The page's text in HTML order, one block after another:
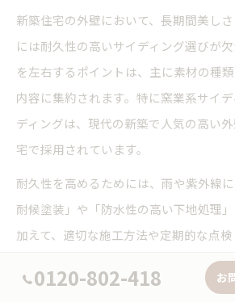
新築住宅の外壁において、長期間美し
には耐久性の高いサイディング選びが
を左右するポイントは、主に素材の種
内容に集約されます。特に窯業系サイ
ディングは、現代の新築で人気の高い
宅で採用されています。
耐久性を高めるためには、雨や紫外線に
耐候塗装」や「防水性の高い下地処理
加えて、適切な施工方法や定期的な点検
が整っている会社を選ぶことで、万一
応が可能となります。新築時にこれら
0120-802-418 お